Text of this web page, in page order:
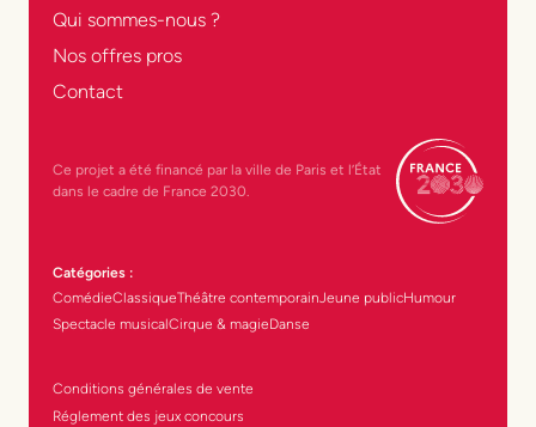
Qui sommes-nous ?
Nos offres pros
Contact
Ce projet a été financé par la ville de Paris et l’État
dans le cadre de France 2030.
Catégories :
ComédieClassiqueThéâtre contemporainJeune publicHumour
Spectacle musicalCirque & magieDanse
Conditions générales de vente
Réglement des jeux concours